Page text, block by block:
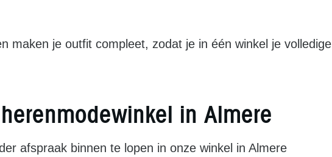
maken je outfit compleet, zodat je in één winkel je volledige
in Almere
afspraak binnen te lopen in onze winkel in Almere